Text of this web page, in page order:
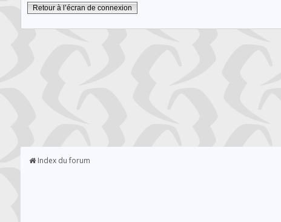
Retour à l’écran de connexion
Index du forum